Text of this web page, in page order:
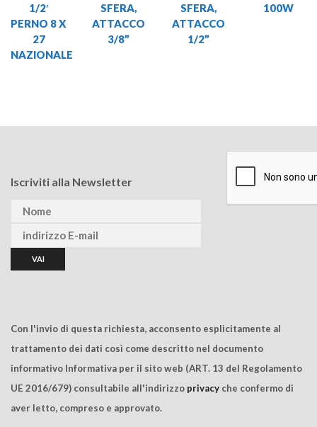
1/2′
PERNO 8 X
27
NAZIONALE
SFERA,
ATTACCO
3/8”
SFERA,
ATTACCO
1/2”
100W
Iscriviti alla Newsletter
Con l'invio di questa richiesta, acconsento esplicitamente al
trattamento dei dati così come descritto nel documento
informativo Informativa per il sito web (ART. 13 del Regolamento
UE 2016/679) consultabile all'indirizzo privacy che confermo di
aver letto, compreso e approvato.